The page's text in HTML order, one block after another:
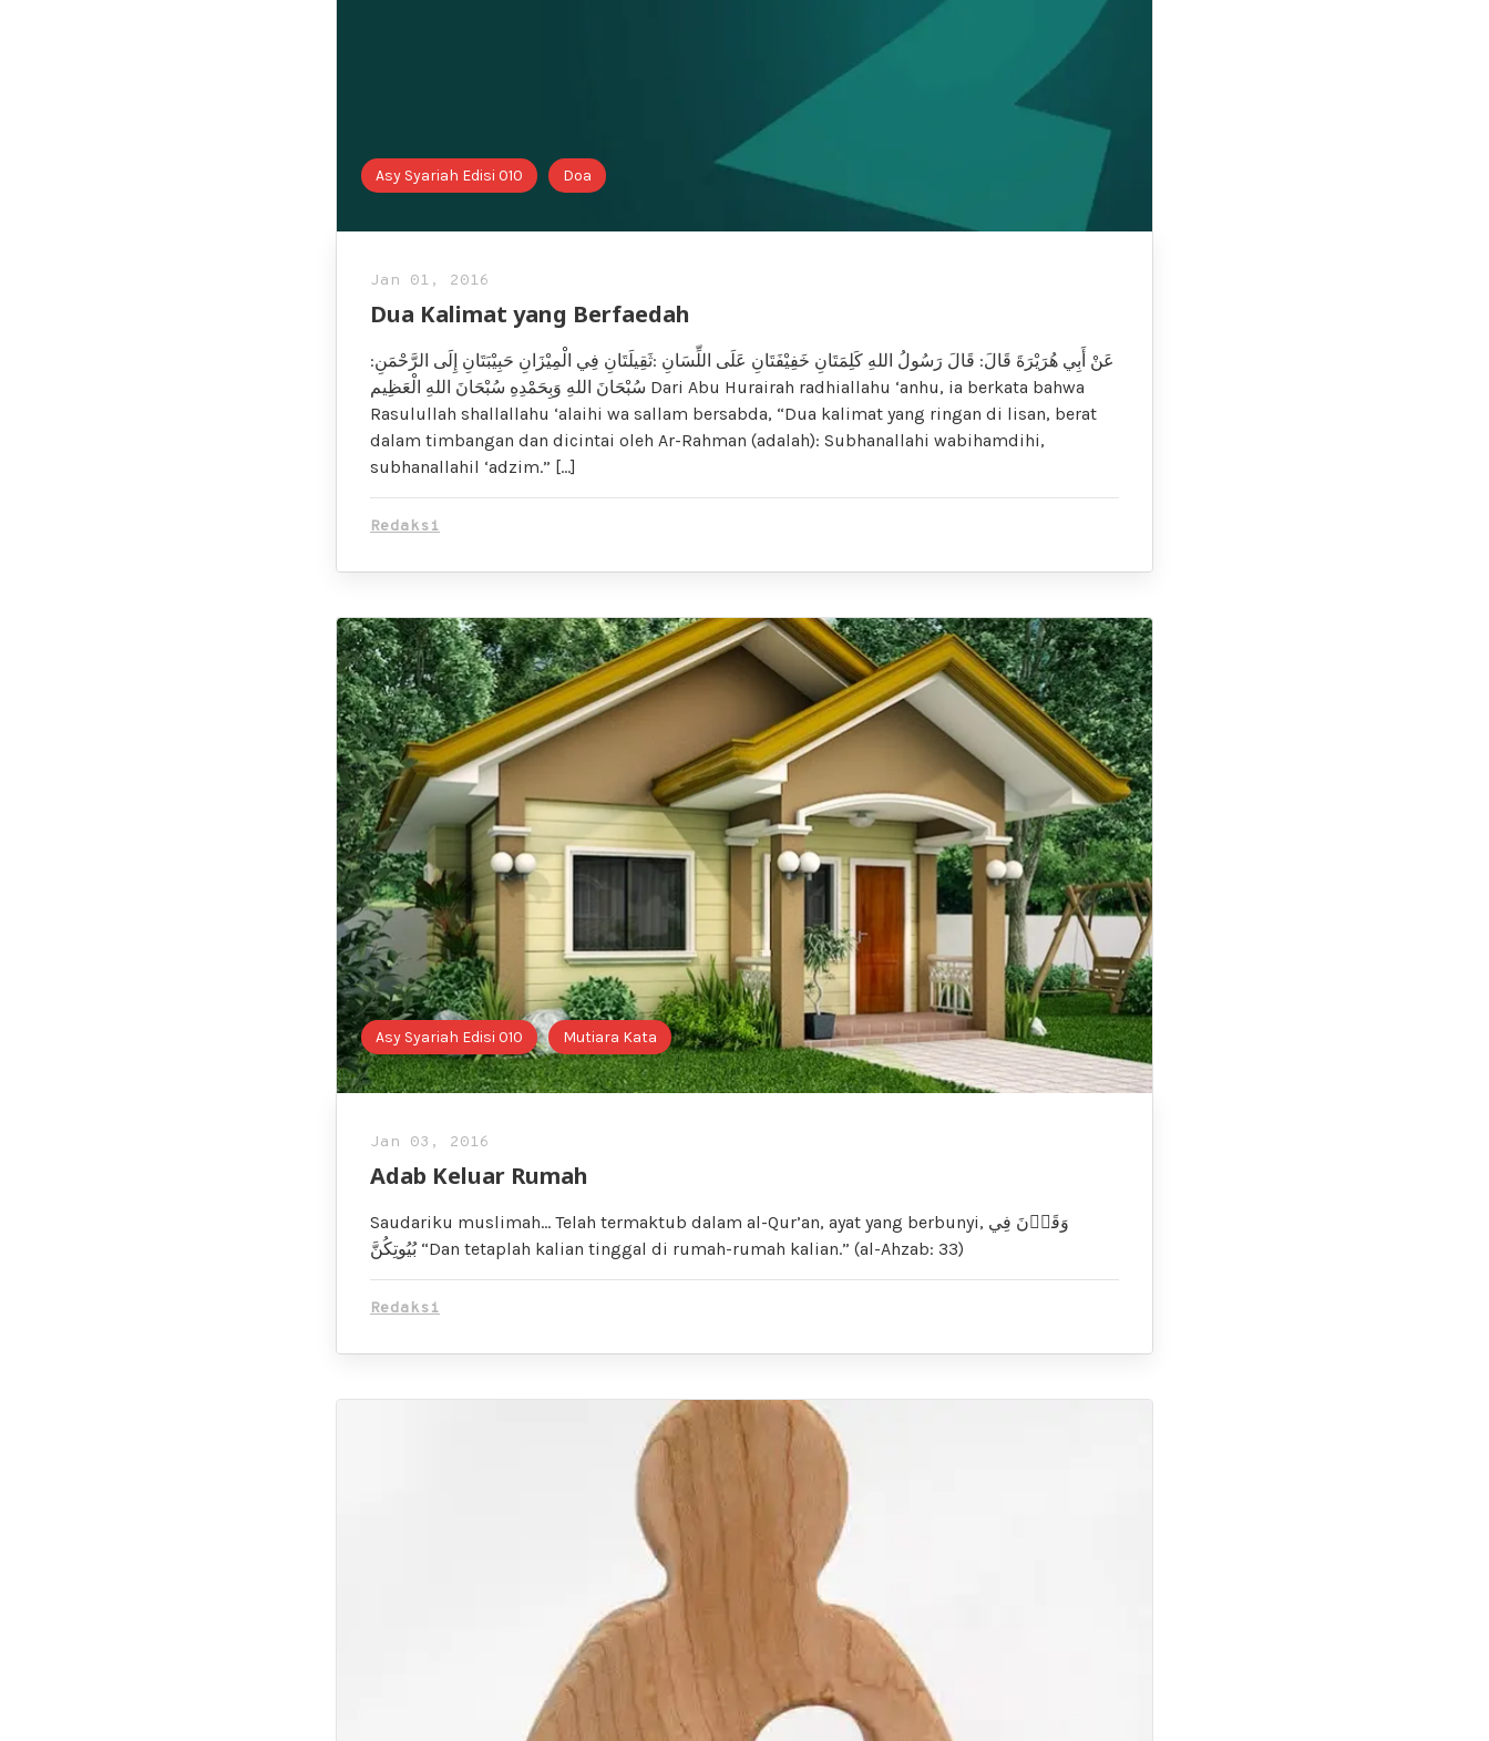
Asy Syariah Edisi 010 Doa
Jan 01, 2016
Dua Kalimat yang Berfaedah
عَنْ أَبِي هُرَيْرَةَ قَالَ: قَالَ رَسُولُ اللهِ كَلِمَتَانِ خَفِيْفَتَانِ عَلَى اللِّسَانِ :ثَقِيلَتَانِ فِي الْمِيْزَانِ حَبِيْبَتَانِ إِلَى الرَّحْمَنِ:
سُبْحَانَ اللهِ وَبِحَمْدِهِ سُبْحَانَ اللهِ الْعَظِيم Dari Abu Hurairah radhiallahu ‘anhu, ia berkata bahwa
Rasulullah shallallahu ‘alaihi wa sallam bersabda, “Dua kalimat yang ringan di lisan, berat
dalam timbangan dan dicintai oleh Ar-Rahman (adalah): Subhanallahi wabihamdihi,
subhanallahil ‘adzim.” […]
Redaksi
Asy Syariah Edisi 010 Mutiara Kata
Jan 03, 2016
Adab Keluar Rumah
Saudariku muslimah… Telah termaktub dalam al-Qur’an, ayat yang berbunyi, وَقَرۡنَ فِي
بُيُوتِكُنَّ “Dan tetaplah kalian tinggal di rumah-rumah kalian.” (al-Ahzab: 33)
Redaksi